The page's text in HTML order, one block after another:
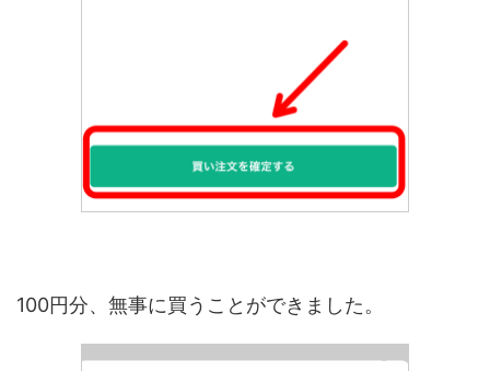
100円分、無事に買うことができました。